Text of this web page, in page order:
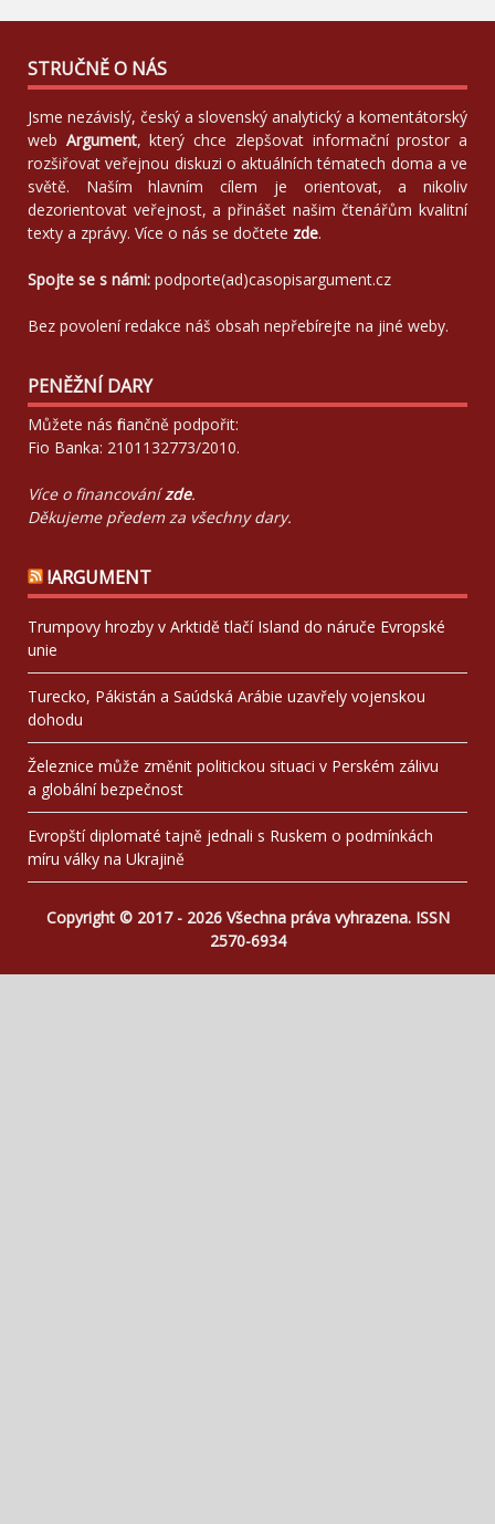
STRUČNĚ O NÁS
Jsme nezávislý, český a slovenský analytický a komentátorský
web Argument, který chce zlepšovat informační prostor a
rozšiřovat veřejnou diskuzi o aktuálních tématech doma a ve
světě. Naším hlavním cílem je orientovat, a nikoliv
dezorientovat veřejnost, a přinášet našim čtenářům kvalitní
texty a zprávy. Více o nás se dočtete zde.
Spojte se s námi: podporte(ad)casopisargument.cz
Bez povolení redakce náš obsah nepřebírejte na jiné weby.
PENĚŽNÍ DARY
Můžete nás finančně podpořit:
Fio Banka: 2101132773/2010.
Více o financovánízde.
Děkujeme předem za všechny dary.
!ARGUMENT
Trumpovy hrozby v Arktidě tlačí Island do náruče Evropské
unie
Turecko, Pákistán a Saúdská Arábie uzavřely vojenskou
dohodu
Železnice může změnit politickou situaci v Perském zálivu
a globální bezpečnost
Evropští diplomaté tajně jednali s Ruskem o podmínkách
míru války na Ukrajině
Copyright © 2017 - 2026 Všechna práva vyhrazena. ISSN
2570-6934